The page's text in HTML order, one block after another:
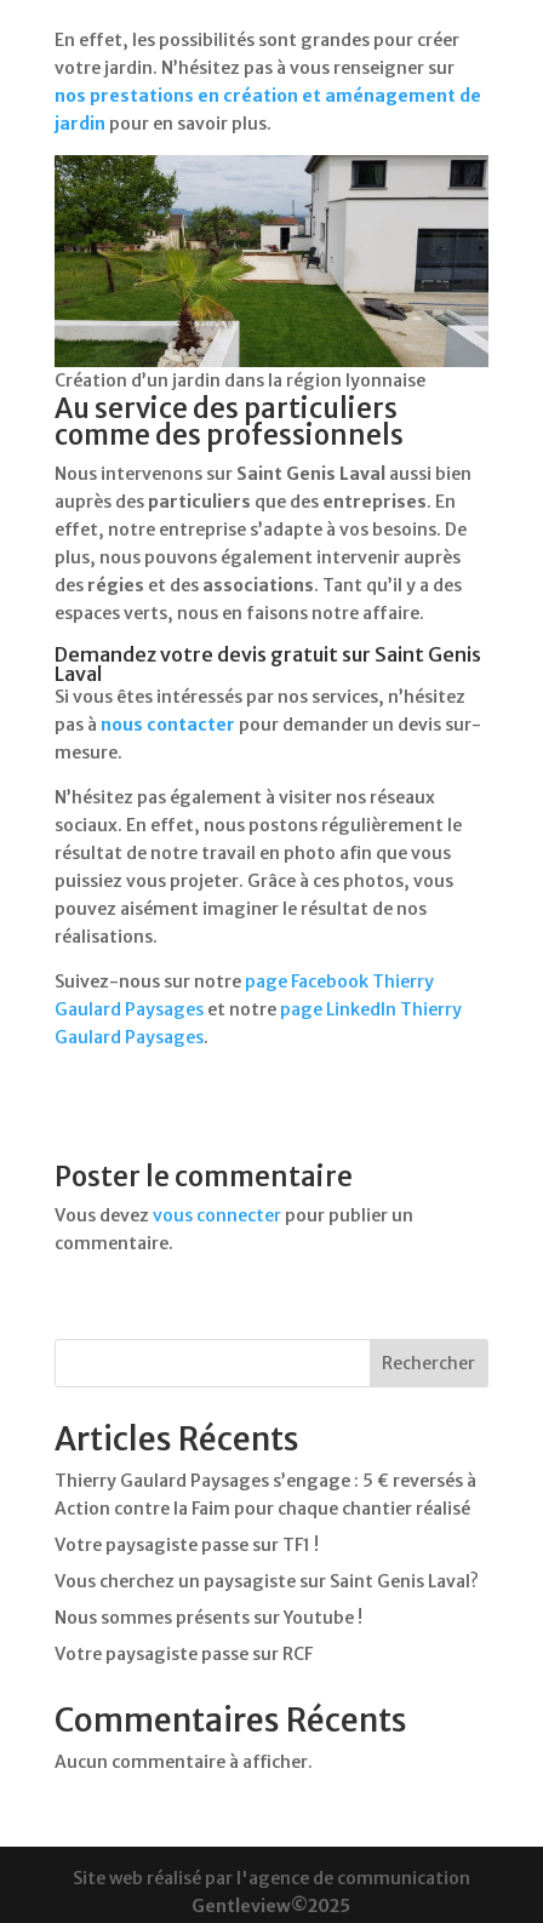
En effet, les possibilités sont grandes pour créer
votre jardin. N’hésitez pas à vous renseigner sur
nos prestations en création et aménagement de
jardin pour en savoir plus.
Création d’un jardin dans la région lyonnaise
Au service des particuliers
comme des professionnels
Nous intervenons sur Saint Genis Laval aussi bien
auprès des particuliers que des entreprises. En
effet, notre entreprise s’adapte à vos besoins. De
plus, nous pouvons également intervenir auprès
des régies et des associations. Tant qu’il y a des
espaces verts, nous en faisons notre affaire.
Demandez votre devis gratuit sur Saint Genis
Laval
Si vous êtes intéressés par nos services, n’hésitez
pas à nous contacter pour demander un devis sur-
mesure.
N’hésitez pas également à visiter nos réseaux
sociaux. En effet, nous postons régulièrement le
résultat de notre travail en photo afin que vous
puissiez vous projeter. Grâce à ces photos, vous
pouvez aisément imaginer le résultat de nos
réalisations.
Suivez-nous sur notre page Facebook Thierry
Gaulard Paysageset notre page LinkedIn Thierry
Gaulard Paysages.
Poster le commentaire
Vous devez vous connecterpour publier un
commentaire.
Rechercher
Articles Récents
Thierry Gaulard Paysages s’engage : 5 € reversés à
Action contre la Faim pour chaque chantier réalisé
Votre paysagiste passe sur TF1 !
Vous cherchez un paysagiste sur Saint Genis Laval?
Nous sommes présents sur Youtube !
Votre paysagiste passe sur RCF
Commentaires Récents
Aucun commentaire à afficher.
Site web réalisé par l'agence de communication
Gentleview©2025